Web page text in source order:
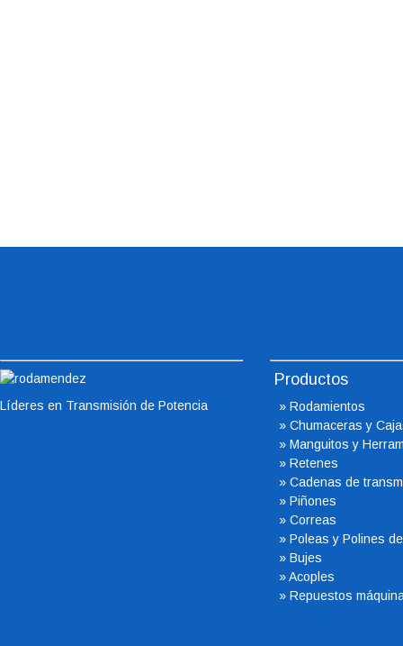
Líderes en Transmisión de Potencia
Productos
» Rodamientos
» Chumaceras y
» Manguitos y
» Retenes
» Cadenas de
» Piñones
» Correas
» Poleas y Polines
» Bujes
»Acoples
» Repuestos